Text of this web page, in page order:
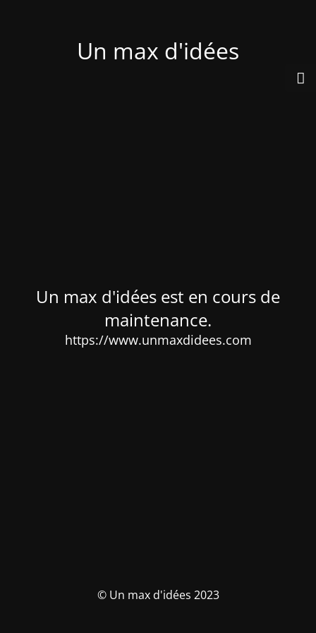
Un max d'idées
Un max d'idées est en cours de
maintenance.
https://www.unmaxdidees.com
© Un max d'idées 2023